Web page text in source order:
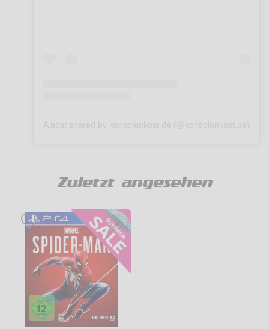
Zuletzt angesehen